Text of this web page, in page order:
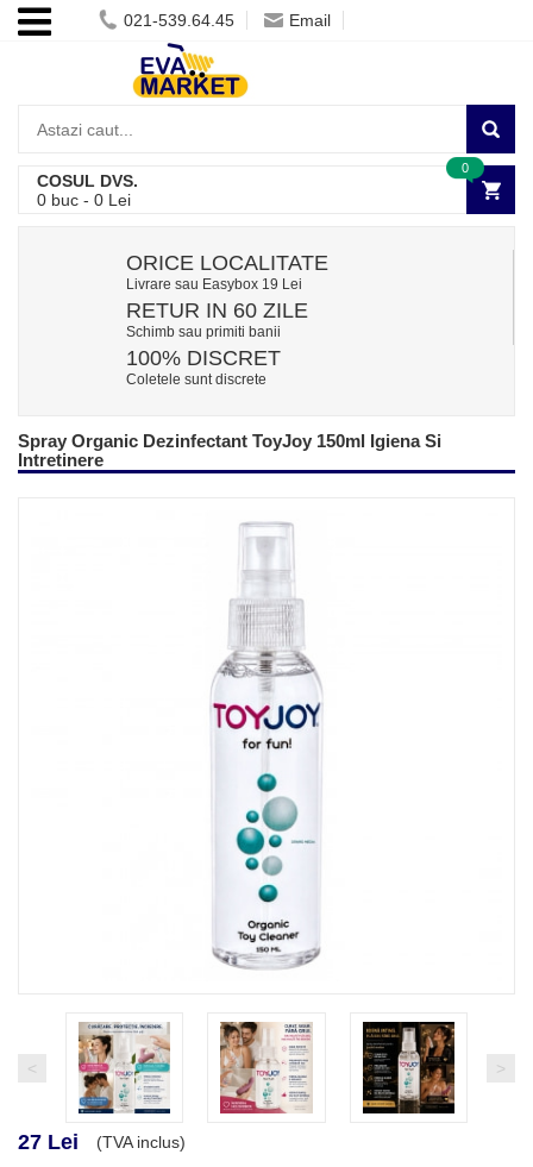
021-539.64.45 Email
COSUL DVS.
0 buc - 0 Lei
0
ORICE LOCALITATE
Livrare sau Easybox 19 Lei
RETUR IN 60 ZILE
Schimb sau primiti banii
100% DISCRET
Coletele sunt discrete
Spray Organic Dezinfectant ToyJoy 150ml Igiena Si
Intretinere
< >
27 Lei (TVA inclus)